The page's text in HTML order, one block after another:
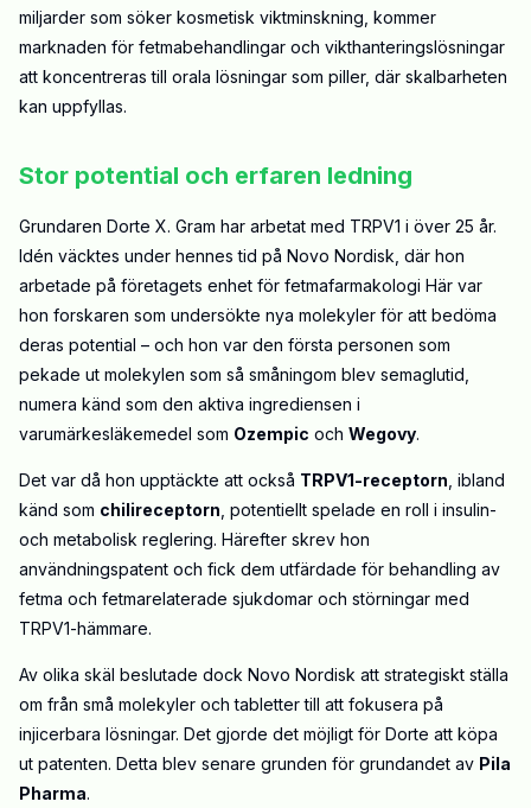
miljarder som söker kosmetisk viktminskning, kommer
marknaden för fetmabehandlingar och vikthanteringslösningar
att koncentreras till orala lösningar som piller, där skalbarheten
kan uppfyllas.
Stor potential och erfaren ledning
Grundaren Dorte X. Gram har arbetat med TRPV1 i över 25 år.
Idén väcktes under hennes tid på Novo Nordisk, där hon
arbetade på företagets enhet för fetmafarmakologi Här var
hon forskaren som undersökte nya molekyler för att bedöma
deras potential – och hon var den första personen som
pekade ut molekylen som så småningom blev semaglutid,
numera känd som den aktiva ingrediensen i
varumärkesläkemedel som Ozempic och Wegovy.
Det var då hon upptäckte att också TRPV1-receptorn , ibland
känd som chilireceptorn , potentiellt spelade en roll i insulin-
och metabolisk reglering. Härefter skrev hon
användningspatent och fick dem utfärdade för behandling av
fetma och fetmarelaterade sjukdomar och störningar med
TRPV1-hämmare.
Av olika skäl beslutade dock Novo Nordisk att strategiskt ställa
om från små molekyler och tabletter till att fokusera på
injicerbara lösningar. Det gjorde det möjligt för Dorte att köpa
ut patenten. Detta blev senare grunden för grundandet av Pila
Pharma.